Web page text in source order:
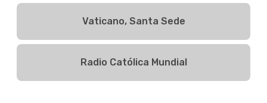
Vaticano, Santa Sede
Radio Católica Mundial